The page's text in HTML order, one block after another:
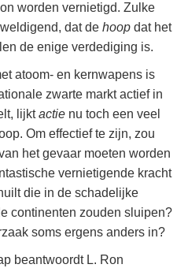
worden vernietigd. Zulke
dat de hoop dat het
de enige verdediging is.
atoom- en kernwapens is
zwarte markt actief in
lijktactie nu toch een veel
Om effectief te zijn, zou
het gevaar moeten worden
vernietigende kracht
die in de schadelijke
continenten zouden sluipen?
soms ergens anders in?
beantwoordt L. Ron